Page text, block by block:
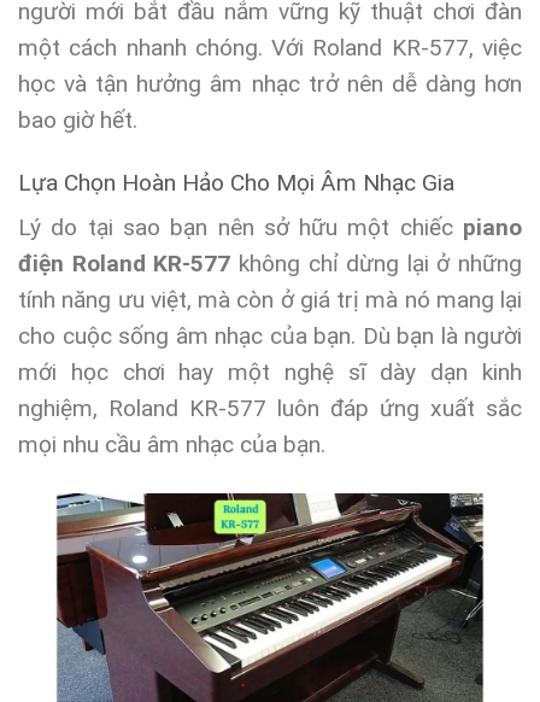
người mới bắt đầu nắm vững kỹ thuật chơi đàn
một cách nhanh chóng. Với Roland KR-577, việc
học và tận hưởng âm nhạc trở nên dễ dàng hơn
bao giờ hết.
Lựa Chọn Hoàn Hảo Cho Mọi Âm Nhạc Gia
Lý do tại sao bạn nên sở hữu một chiếc piano
điện Roland KR-577 không chỉ dừng lại ở những
tính năng ưu việt, mà còn ở giá trị mà nó mang lại
cho cuộc sống âm nhạc của bạn. Dù bạn là người
mới học chơi hay một nghệ sĩ dày dạn kinh
nghiệm, Roland KR-577 luôn đáp ứng xuất sắc
mọi nhu cầu âm nhạc của bạn.